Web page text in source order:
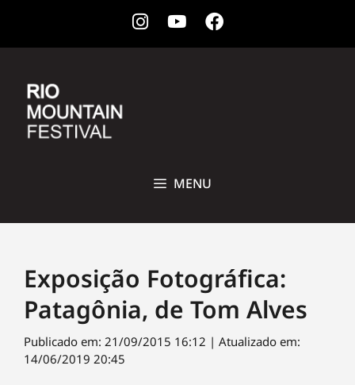
Instagram
YoutubeFacebook
MENU
Exposição Fotográfica:
Patagônia, de Tom Alves
Publicado em: 21/09/2015 16:12 | Atualizado em:
14/06/2019 20:45